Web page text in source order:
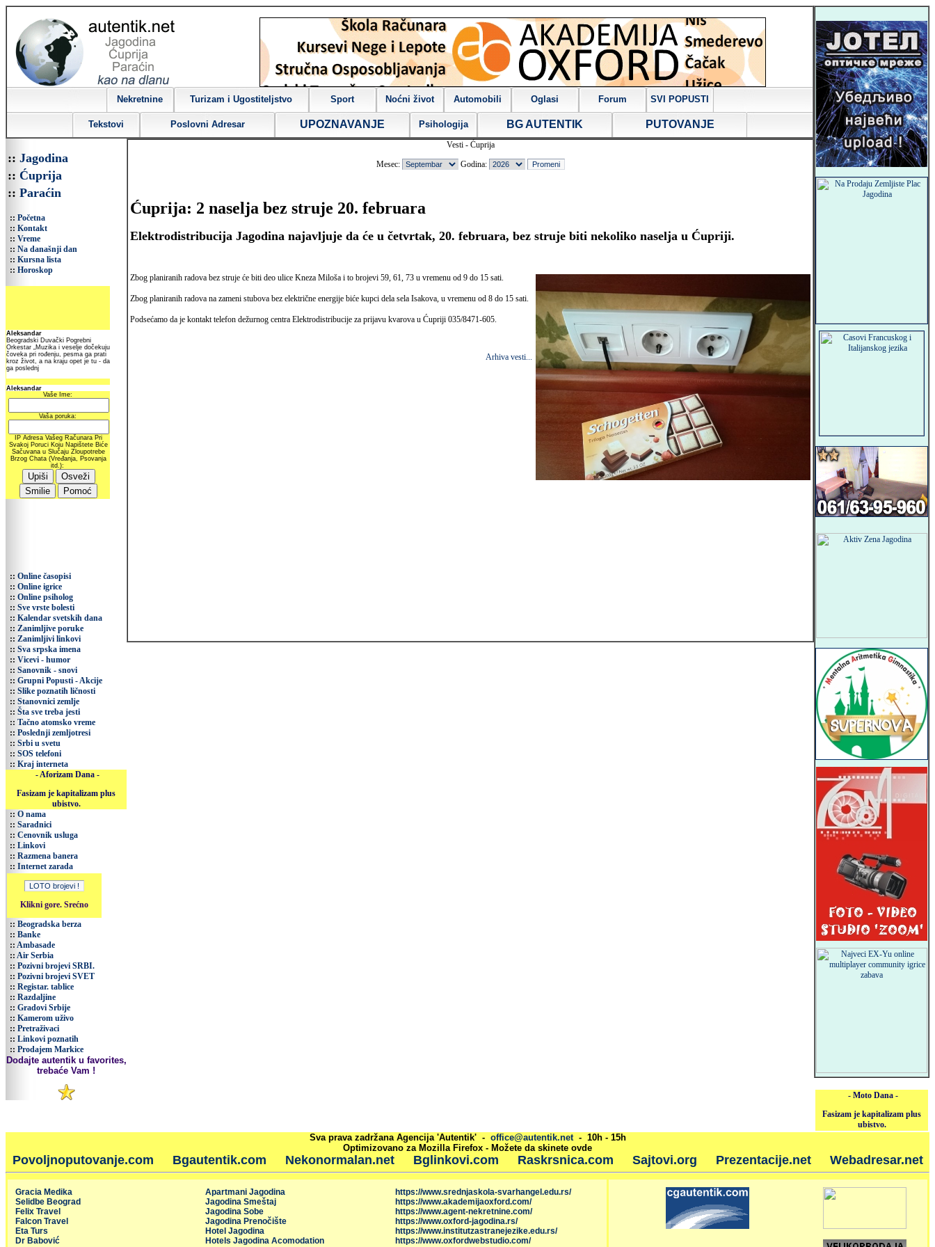
Nekretnine Turizam i Ugostiteljstvo Sport Noćni život Automobili Oglasi Forum SVI POPUSTI
Tekstovi Poslovni Adresar UPOZNAVANJE Psihologija BG AUTENTIK PUTOVANJE
:: Jagodina
:: Ćuprija
:: Paraćin
:: Početna
:: Kontakt
:: Vreme
:: Na današnji dan
:: Kursna lista
:: Horoskop
:: Online časopisi
:: Online igrice
:: Online psiholog
:: Sve vrste bolesti
:: Kalendar svetskih dana
:: Zanimljive poruke
:: Zanimljivi linkovi
:: Sva srpska imena
:: Vicevi - humor
:: Sanovnik - snovi
:: Grupni Popusti - Akcije
:: Slike poznatih ličnosti
:: Stanovnici zemlje
:: Šta sve treba jesti
:: Tačno atomsko vreme
:: Poslednji zemljotresi
:: Srbi u svetu
:: SOS telefoni
:: Kraj interneta
- Aforizam Dana -
Fasizam je kapitalizam plus
ubistvo.
:: O nama
:: Saradnici
:: Cenovnik usluga
:: Linkovi
:: Razmena banera
:: Internet zarada
Klikni gore. Srećno
:: Beogradska berza
:: Banke
:: Ambasade
:: Air Serbia
:: Pozivni brojevi SRBI.
:: Pozivni brojevi SVET
:: Registar. tablice
:: Razdaljine
:: Gradovi Srbije
:: Kamerom uživo
:: Pretraživaci
:: Linkovi poznatih
:: Prodajem Markice
Dodajte autentik u favorites,
trebaće Vam !
Vesti - Ćuprija
Mesec:
Godina:
Ćuprija: 2 naselja bez struje 20. februara
Elektrodistribucija Jagodina najavljuje da će u četvrtak, 20. februara, bez struje biti nekoliko naselja u Ćupriji.
Zbog planiranih radova bez struje će biti deo ulice Kneza Miloša i to brojevi 59, 61, 73 u vremenu od 9 do 15 sati.
Zbog planiranih radova na zameni stubova bez električne energije biće kupci dela sela Isakova, u vremenu od 8 do 15 sati.
Podsećamo da je kontakt telefon dežurnog centra Elektrodistribucije za prijavu kvarova u Ćupriji 035/8471-605.
Arhiva vesti...
- Moto Dana -
Fasizam je kapitalizam plus
ubistvo.
Sva prava zadržana Agencija 'Autentik' - office@autentik.net- 10h - 15h
Optimizovano za Mozilla Firefox - Možete da skinete ovde
Povoljnoputovanje.com Bgautentik.com Nekonormalan.net Bglinkovi.com Raskrsnica.com Sajtovi.org Prezentacije.net Webadresar.net
Gracia Medika
Selidbe Beograd
Felix Travel
Falcon Travel
Eta Turs
Dr Babović
Apartmani Jagodina
Jagodina Smeštaj
Jagodina Sobe
Jagodina Prenočište
Hotel Jagodina
Hotels Jagodina Acomodation
https://www.srednjaskola-svarhangel.edu.rs/
https://www.akademijaoxford.com/
https://www.agent-nekretnine.com/
https://www.oxford-jagodina.rs/
https://www.institutzastranejezike.edu.rs/
https://www.oxfordwebstudio.com/